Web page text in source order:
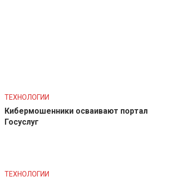
ТЕХНОЛОГИИ
Кибермошенники осваивают портал
Госуслуг
ТЕХНОЛОГИИ